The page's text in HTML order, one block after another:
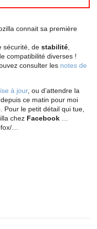
connait sa première
sécurité, de stabilité
compatibilité diverses !
consulter les notes de
à jour, ou d’attendre la
ce matin pour moi
Pour le petit détail qui tue,
chez Facebook
…